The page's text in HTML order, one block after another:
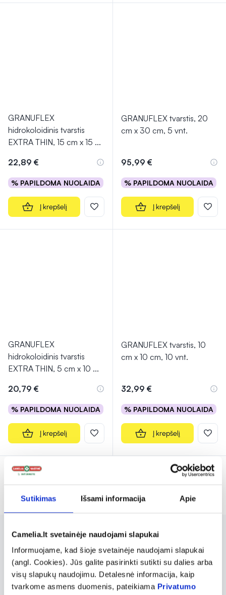
Sutikimas Išsami informacija Apie
Camelia.lt svetainėje naudojami slapukai
Informuojame, kad šioje svetainėje naudojami slapukai
(angl. Cookies). Jūs galite pasirinkti sutikti su dalies arba
visų slapukų naudojimu. Detalesnė informacija, kaip
tvarkome asmens duomenis, pateikiama Privatumo
GRANUFLEX
hidrokoloidinis tvarstis
EXTRA THIN, 15 cm x 15 ...
22,89 €
% PAPILDOMA NUOLAIDA
Į krepšelį
GRANUFLEX tvarstis, 20
cm x 30 cm, 5 vnt.
95,99 €
% PAPILDOMA NUOLAIDA
Į krepšelį
GRANUFLEX
hidrokoloidinis tvarstis
EXTRA THIN, 5 cm x 10 ...
20,79 €
% PAPILDOMA NUOLAIDA
Į krepšelį
GRANUFLEX tvarstis, 10
cm x 10 cm, 10 vnt.
32,99 €
% PAPILDOMA NUOLAIDA
Į krepšelį
GRANUFLEX siūlo platų tvarsčių
asortimentą, skirtą įvairioms žaizdų gydymo
reikmėms. Pavyzdžiui, GRANUFLEX
hidrokoloidinis tvarstis veikia kaip antra oda,